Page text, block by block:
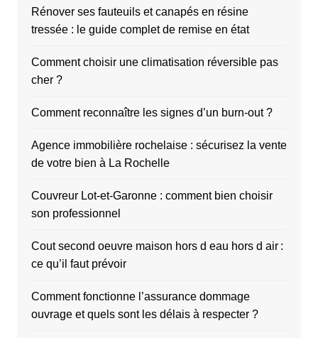
Rénover ses fauteuils et canapés en résine
tressée : le guide complet de remise en état
Comment choisir une climatisation réversible pas
cher ?
Comment reconnaître les signes d’un burn-out ?
Agence immobilière rochelaise : sécurisez la vente
de votre bien à La Rochelle
Couvreur Lot-et-Garonne : comment bien choisir
son professionnel
Cout second oeuvre maison hors d eau hors d air :
ce qu’il faut prévoir
Comment fonctionne l’assurance dommage
ouvrage et quels sont les délais à respecter ?